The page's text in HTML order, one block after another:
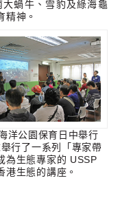
蝸牛、雪豹及綠海龜
精神。
洋公園保育日中舉行
行了一系列「專家帶
為生態專家的 USSP
港生態的講座。